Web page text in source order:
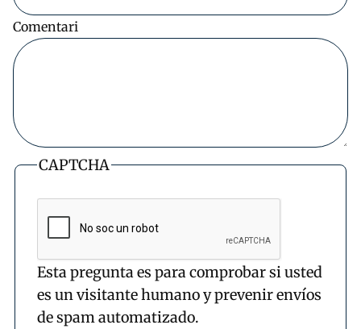
Comentari
CAPTCHA
Esta pregunta es para comprobar si usted
es un visitante humano y prevenir envíos
de spam automatizado.